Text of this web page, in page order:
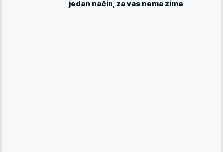
jedan način, za vas nema zime